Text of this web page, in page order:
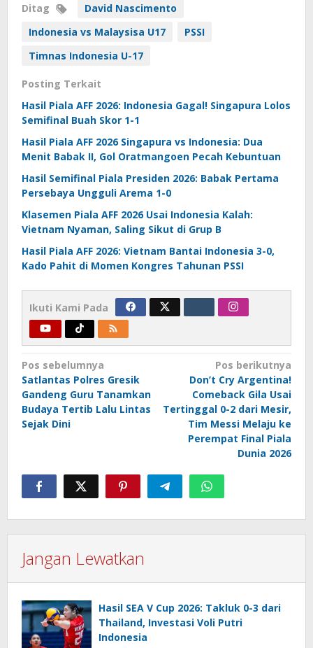
Ditag
David Nascimento
Indonesia vs Malaysisa U17
PSSI
Timnas Indonesia U-17
Posting Terkait
Hasil Piala AFF 2026: Indonesia Gagal! Singapura Lolos
Semifinal Buah Skor 1-1
Hasil Piala AFF 2026 Singapura vs Indonesia: Dua
Menit Babak II, Gol Oratmangoen Pecah Kebuntuan
Hasil Semifinal Piala Presiden 2026: Babak Pertama
Persebaya Ungguli Arema 1-0
Klasemen Piala AFF 2026 Usai Indonesia Kalah:
Vietnam Nyaman, Saling Sikut di Grup B
Hasil Piala AFF 2026: Vietnam Bantai Indonesia 3-0,
Kado Pahit di Momen Kongres Tahunan PSSI
Ikuti Kami Pada
Navigasi
pos
Pos sebelumnya
Satlantas Polres Gresik
Gandeng Guru Tanamkan
Budaya Tertib Lalu Lintas
Sejak Dini
Pos berikutnya
Don’t Cry Argentina!
Comeback Gila Usai
Tertinggal 0-2 dari Mesir,
Tim Messi Melaju ke
Perempat Final Piala
Dunia 2026
Jangan Lewatkan
Hasil SEA V Cup 2026: Takluk 0-3 dari
Thailand, Investasi Voli Putri
Indonesia